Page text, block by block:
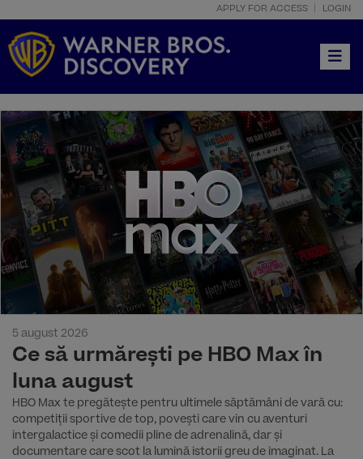
APPLY FOR ACCESS LOGIN
5 august 2026
Ce să urmărești pe HBO Max în
luna august
HBO Max te pregătește pentru ultimele săptămâni de vară cu:
competiții sportive de top, povești care vin cu aventuri
intergalactice și comedii pline de adrenalină, dar și
documentare care scot la lumină istorii greu de imaginat. La